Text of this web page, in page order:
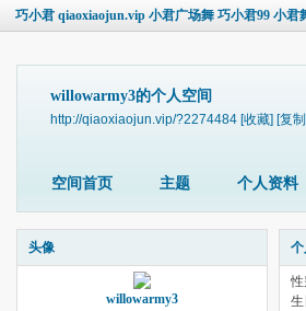
巧小君 qiaoxiaojun.vip 小君广场舞 巧小君99 小君
willowarmy3的个人空间
http://qiaoxiaojun.vip/?2274484 [收藏] [复
空间首页 主题 个人资料
头像
willowarmy3
性
生